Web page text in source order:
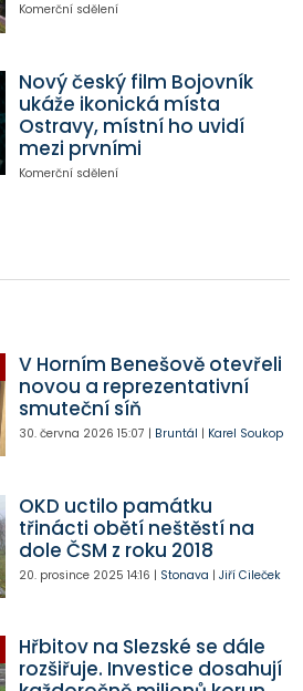
Komerční sdělení
Nový český film Bojovník
ukáže ikonická místa
Ostravy, místní ho uvidí
mezi prvními
Komerční sdělení
V Horním Benešově otevřeli
novou a reprezentativní
smuteční síň
30. června 2026 15:07 | Bruntál | Karel Soukop
OKD uctilo památku
třinácti obětí neštěstí na
dole ČSM z roku 2018
20. prosince 2025 14:16 | Stonava | Jiří Cileček
Hřbitov na Slezské se dále
rozšiřuje. Investice dosahují